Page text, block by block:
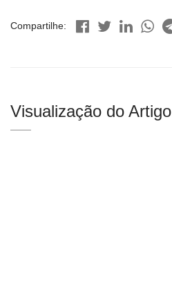
Compartilhe:
Visualização do Artigo